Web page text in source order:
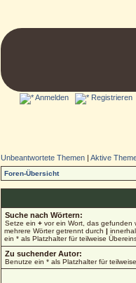
Anmelden Registrieren
Unbeantwortete Themen| Aktive
Foren-Übersicht
Suche nach Wörtern:
Setze ein +vor ein Wort, das gefunden
mehrere Wörter getrennt durch |
ein * als Platzhalter für teilweise
Zu suchender Autor:
Benutze ein * als Platzhalter für